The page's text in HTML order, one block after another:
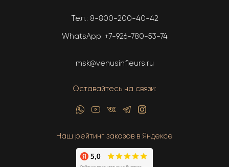
Тел.: 8-800-200-40-42
WhatsApp: +7-926-780-53-74
msk@venusinfleurs.ru
Оставайтесь на связи:
Наш рейтинг заказов в Яндексе